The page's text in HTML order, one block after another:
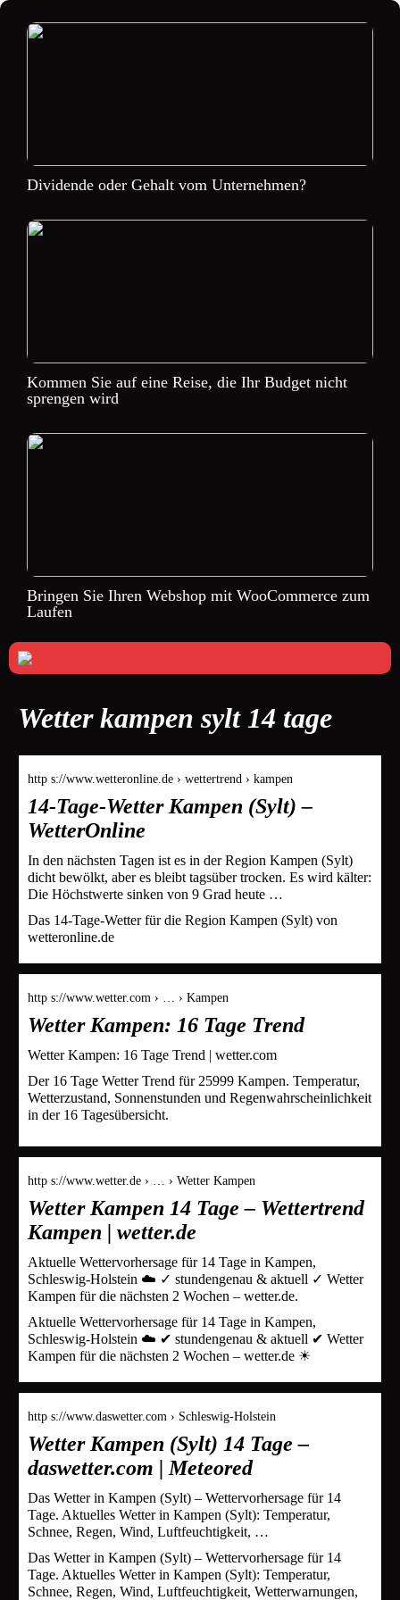
Dividende oder Gehalt vom Unternehmen?
Kommen Sie auf eine Reise, die Ihr Budget nicht
sprengen wird
Bringen Sie Ihren Webshop mit WooCommerce zum
Laufen
Wetter kampen sylt 14 tage
http s://www.wetteronline.de › wettertrend › kampen
14-Tage-Wetter Kampen (Sylt) –
WetterOnline
In den nächsten Tagen ist es in der Region Kampen (Sylt)
dicht bewölkt, aber es bleibt tagsüber trocken. Es wird kälter:
Die Höchstwerte sinken von 9 Grad heute …
Das 14-Tage-Wetter für die Region Kampen (Sylt) von
wetteronline.de
http s://www.wetter.com › … › Kampen
Wetter Kampen: 16 Tage Trend
Wetter Kampen: 16 Tage Trend | wetter.com
Der 16 Tage Wetter Trend für 25999 Kampen. Temperatur,
Wetterzustand, Sonnenstunden und Regenwahrscheinlichkeit
in der 16 Tagesübersicht.
http s://www.wetter.de › … › Wetter Kampen
Wetter Kampen 14 Tage – Wettertrend
Kampen | wetter.de
Aktuelle Wettervorhersage für 14 Tage in Kampen,
Schleswig-Holstein ☁️ ✓ stundengenau & aktuell ✓ Wetter
Kampen für die nächsten 2 Wochen – wetter.de.
Aktuelle Wettervorhersage für 14 Tage in Kampen,
Schleswig-Holstein ☁️ ✔ stundengenau & aktuell ✔ Wetter
Kampen für die nächsten 2 Wochen – wetter.de ☀
http s://www.daswetter.com › Schleswig-Holstein
Wetter Kampen (Sylt) 14 Tage –
daswetter.com | Meteored
Das Wetter in Kampen (Sylt) – Wettervorhersage für 14
Tage. Aktuelles Wetter in Kampen (Sylt): Temperatur,
Schnee, Regen, Wind, Luftfeuchtigkeit, …
Das Wetter in Kampen (Sylt) – Wettervorhersage für 14
Tage. Aktuelles Wetter in Kampen (Sylt): Temperatur,
Schnee, Regen, Wind, Luftfeuchtigkeit, Wetterwarnungen,